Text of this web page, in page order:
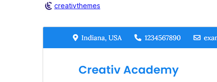
creativthemes